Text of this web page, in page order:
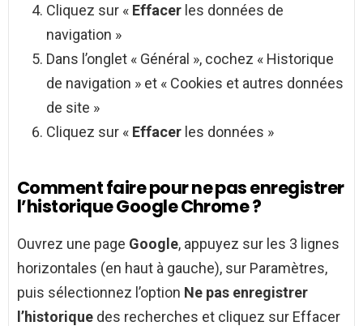
Cliquez sur « Effacer les données de
navigation »
Dans l’onglet « Général », cochez « Historique
de navigation » et « Cookies et autres données
de site »
Cliquez sur « Effacer les données »
Comment faire pour ne pas enregistrer
l’historique Google Chrome ?
Ouvrez une page Google, appuyez sur les 3 lignes
horizontales (en haut à gauche), sur Paramètres,
puis sélectionnez l’option Ne pas enregistrer
l’historique des recherches et cliquez sur Effacer